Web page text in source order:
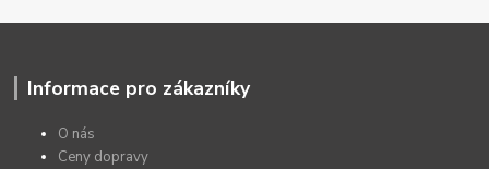
Informace pro zákazníky
O nás
Ceny dopravy